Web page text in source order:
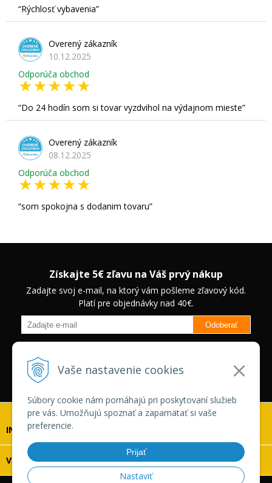
Vaše nastavenie cookies
Súbory cookie nám pomáhajú pri poskytovaní služieb
pre vás. Umožňujú spoznať a zapamätať si vaše
preferencie.
Prijať
Nastaviť
Rýchlosť vybavenia
Overený zákazník
10.12.2025
Odporúča obchod
Do 24 hodín som si tovar vyzdvihol na výdajnom mieste
Overený zákazník
08.12.2025
Odporúča obchod
som spokojna s dodanim tovaru
Získajte 5€ zľavu na Váš prvý nákup
Zadajte svoj e-mail, na ktorý vám pošleme zľavový kód.
Platí pre objednávky nad 40€.
Odoberať
zľavách na vybrané produkty.
Neplatí pre Veľkoobchodných
zákazníkov.
INFOLINKA
VŠETKO O NÁKUPE